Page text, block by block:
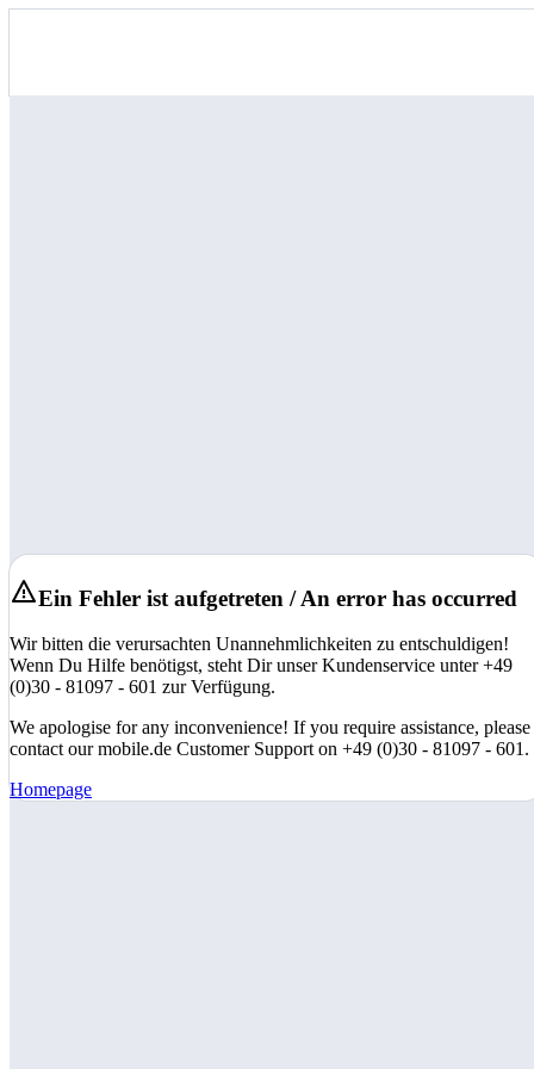
Ein Fehler ist aufgetreten / An error has occurred
Wir bitten die verursachten Unannehmlichkeiten zu entschuldigen!
Wenn Du Hilfe benötigst, steht Dir unser Kundenservice unter +49
(0)30 - 81097 - 601 zur Verfügung.
We apologise for any inconvenience! If you require assistance, please
contact our mobile.de Customer Support on +49 (0)30 - 81097 - 601.
Homepage